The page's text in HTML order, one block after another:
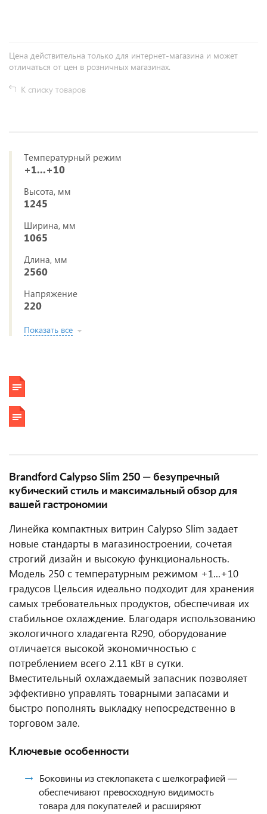
Цена действительна только для интернет-магазина и может
отличаться от цен в розничных магазинах.
К списку товаров
Температурный режим
+1...+10
Высота, мм
1245
Ширина, мм
1065
Длина, мм
2560
Напряжение
220
Показать все
Brandford Calypso Slim 250 — безупречный
кубический стиль и максимальный обзор для
вашей гастрономии
Линейка компактных витрин Calypso Slim задает
новые стандарты в магазиностроении, сочетая
строгий дизайн и высокую функциональность.
Модель 250 с температурным режимом +1...+10
градусов Цельсия идеально подходит для хранения
самых требовательных продуктов, обеспечивая их
стабильное охлаждение. Благодаря использованию
экологичного хладагента R290, оборудование
отличается высокой экономичностью с
потреблением всего 2.11 кВт в сутки.
Вместительный охлаждаемый запасник позволяет
эффективно управлять товарными запасами и
быстро пополнять выкладку непосредственно в
торговом зале.
Ключевые особенности
Боковины из стеклопакета с шелкографией —
обеспечивают превосходную видимость
товара для покупателей и расширяют